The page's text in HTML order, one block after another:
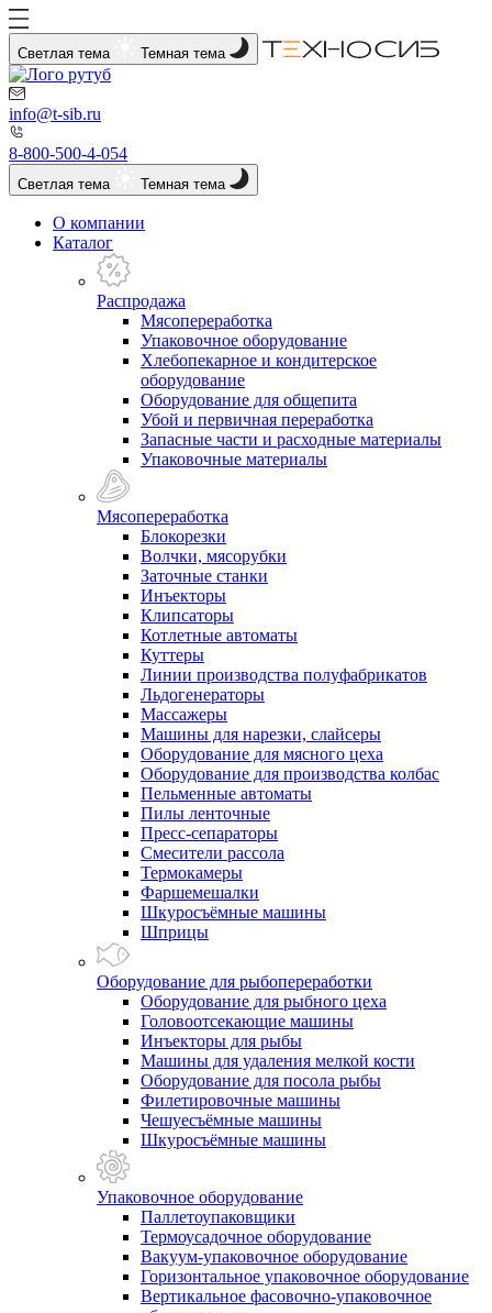
Светлая тема Темная тема
info@t-sib.ru
8-800-500-4-054
Светлая тема Темная тема
О компании
Каталог
Распродажа
Мясопереработка
Упаковочное оборудование
Хлебопекарное и кондитерское
оборудование
Оборудование для общепита
Убой и первичная переработка
Запасные части и расходные материалы
Упаковочные материалы
Мясопереработка
Блокорезки
Волчки, мясорубки
Заточные станки
Инъекторы
Клипсаторы
Котлетные автоматы
Куттеры
Линии производства полуфабрикатов
Льдогенераторы
Массажеры
Машины для нарезки, слайсеры
Оборудование для мясного цеха
Оборудование для производства колбас
Пельменные автоматы
Пилы ленточные
Пресс-сепараторы
Смесители рассола
Термокамеры
Фаршемешалки
Шкуросъёмные машины
Шприцы
Оборудование для рыбопереработки
Оборудование для рыбного цеха
Головоотсекающие машины
Инъекторы для рыбы
Машины для удаления мелкой кости
Оборудование для посола рыбы
Филетировочные машины
Чешуесъёмные машины
Шкуросъёмные машины
Упаковочное оборудование
Паллетоупаковщики
Термоусадочное оборудование
Вакуум-упаковочное оборудование
Горизонтальное упаковочное оборудование
Вертикальное фасовочно-упаковочное